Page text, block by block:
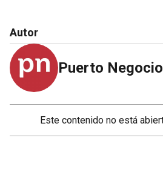
Autor
Puerto
Este contenido no está